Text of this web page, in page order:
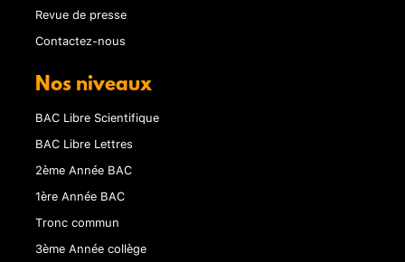
Revue de presse
Contactez-nous
Nos niveaux
BAC Libre Scientifique
BAC Libre Lettres
2ème Année BAC
1ère Année BAC
Tronc commun
3ème Année collège